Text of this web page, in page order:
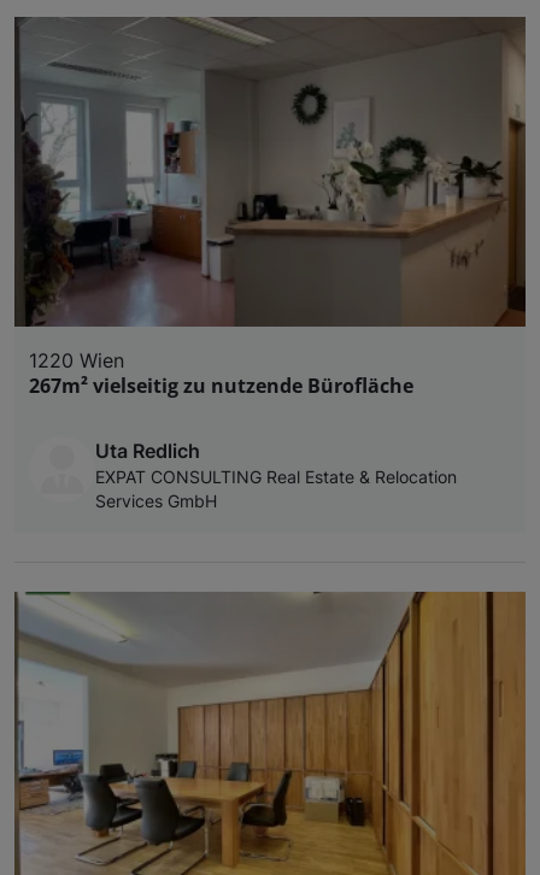
1220 Wien
267m² vielseitig zu nutzende Bürofläche
Uta Redlich
EXPAT CONSULTING Real Estate & Relocation
Services GmbH